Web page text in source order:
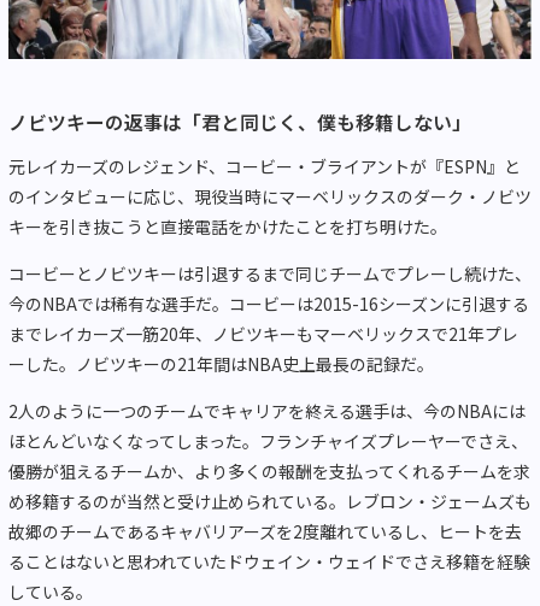
ノビツキーの返事は「君と同じく、僕も移籍しない」
元レイカーズのレジェンド、コービー・ブライアントが『ESPN』と
のインタビューに応じ、現役当時にマーベリックスのダーク・ノビツ
キーを引き抜こうと直接電話をかけたことを打ち明けた。
コービーとノビツキーは引退するまで同じチームでプレーし続けた、
今のNBAでは稀有な選手だ。コービーは2015-16シーズンに引退する
までレイカーズ一筋20年、ノビツキーもマーベリックスで21年プレ
ーした。ノビツキーの21年間はNBA史上最長の記録だ。
2人のように一つのチームでキャリアを終える選手は、今のNBAには
ほとんどいなくなってしまった。フランチャイズプレーヤーでさえ、
優勝が狙えるチームか、より多くの報酬を支払ってくれるチームを求
め移籍するのが当然と受け止められている。レブロン・ジェームズも
故郷のチームであるキャバリアーズを2度離れているし、ヒートを去
ることはないと思われていたドウェイン・ウェイドでさえ移籍を経験
している。